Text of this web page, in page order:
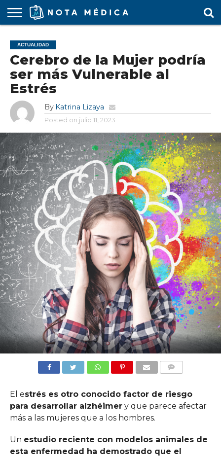
MÉDICA
ARS
ARTÍCULO
ACTUALIDAD
COLEGIO
MÉDICO
COVID-
19
EDUCACIÓN
MÉDICA
ESTUDIANTES
FARMACÉUTICAS
GUBERNAMENTAL
HOSPITALES
Y CLÍNICAS
MARKETING
MÉDICO
RESIDENTES
SALUD
LABORAL
SOCIEDADES
MÉDICAS
TURISMO
MÉDICO
VÍDEOS
ACTUALIDAD
Cerebro de la Mujer podría
ser más Vulnerable al
Estrés
By Katrina Lizaya
Posted on julio 11, 2023
El estrés es otro conocido factor de riesgo
para desarrollar alzhéimery que parece afectar
más a las mujeres que a los hombres.
Un estudio reciente con modelos animales de
esta enfermedad ha demostrado que el